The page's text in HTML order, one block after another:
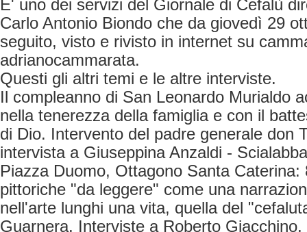
E' uno dei servizi del Giornale di Cefalù
Carlo Antonio Biondo che da giovedì 29
seguito, visto e rivisto in internet su
adrianocammarata.
Questi gli altri temi e le altre interviste.
Il compleanno di San Leonardo Murialdo
nella tenerezza della famiglia e con il
di Dio. Intervento del padre generale don
intervista a Giuseppina Anzaldi -
Piazza Duomo, Ottagono Santa Caterina:
pittoriche "da leggere" come una
nell'arte lunghi una vita, quella del
Guarnera. Interviste a Roberto